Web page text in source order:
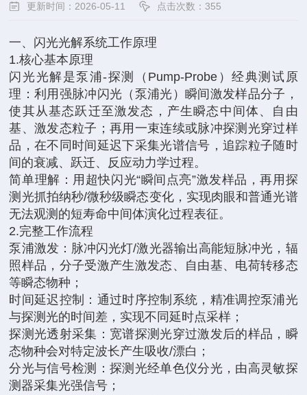
更新时间：2026-05-11 点击次数：355
一、闪光光解系统工作原理
1.核心基本原理
闪光光解是泵浦-探测（Pump-Probe）经典测试原
理：利用强脉冲闪光（泵浦光）瞬间激发样品分子，
使其从基态跃迁至激发态，产生瞬态中间体、自由
基、激发态粒子；再用一束连续或脉冲探测光穿过样
品，在不同时间延迟下采集光谱信号，追踪粒子随时
间的衰减、跃迁、反应动力学过程。
简单理解：用超快闪光“瞬间点亮”激发样品，再用探
测光抓拍纳秒/微秒级瞬态变化，实现肉眼和普通光谱
无法观测的短寿命中间体演化过程表征。
2.完整工作流程
泵浦激发：脉冲闪光灯/激光器输出高能短脉冲光，辐
照样品，分子受激产生激发态、自由基、电荷转移态
等瞬态物种；
时间延迟控制：通过时序控制系统，精准调控泵浦光
与探测光的时间差，实现不同延时点采样；
探测光透射采集：宽谱探测光穿过激发后的样品，瞬
态物种会对特定波长产生吸收/漂白；
分光与信号检测：探测光经单色仪分光，由高灵敏探
测器采集光强信号；